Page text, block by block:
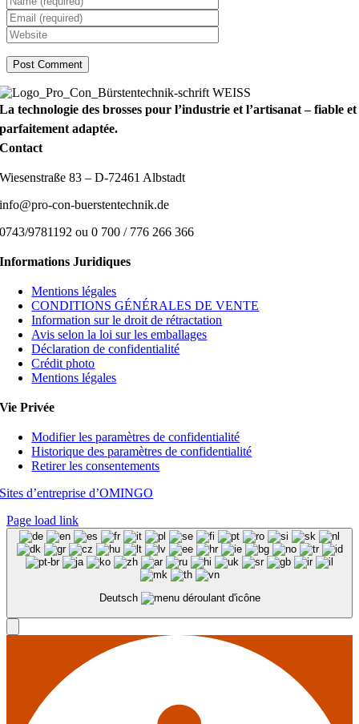
La technologie des brosses pour l’industrie et l’artisanat – fiable et
parfaitement adaptée.
Contact
Wiesenstraße 83 – D-72461 Albstadt
info@pro-con-buerstentechnik.de
0743/9781192 ou 0 700 / 776 266 366
Informations Juridiques
Mentions légales
CONDITIONS GÉNÉRALES DE VENTE
Information sur le droit de rétractation
Avis selon la loi sur les emballages
Déclaration de confidentialité
Crédit photo
Mentions légales
Vie Privée
Modifier les paramètres de confidentialité
Historique des paramètres de confidentialité
Retirer les consentements
Sites d’entreprise d’OMINGO
Page load link
Deutsch